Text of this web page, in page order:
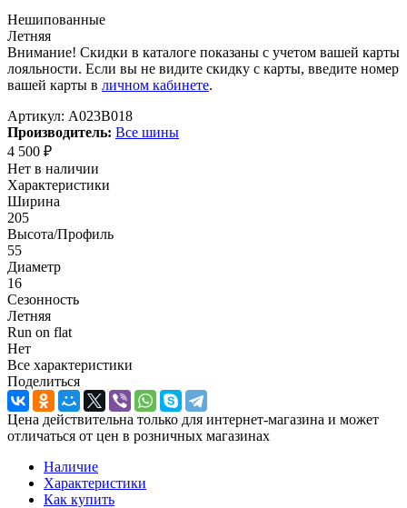
Нешипованные
Летняя
Внимание! Скидки в каталоге показаны с учетом вашей карты
лояльности. Если вы не видите скидку с карты, введите номер
вашей карты в личном кабинете.
Артикул: A023B018
Производитель: Все шины
4 500 ₽
Нет в наличии
Характеристики
Ширина
205
Высота/Профиль
55
Диаметр
16
Сезонность
Летняя
Run on flat
Нет
Все характеристики
Поделиться
Цена действительна только для интернет-магазина и может
отличаться от цен в розничных магазинах
Наличие
Характеристики
Как купить